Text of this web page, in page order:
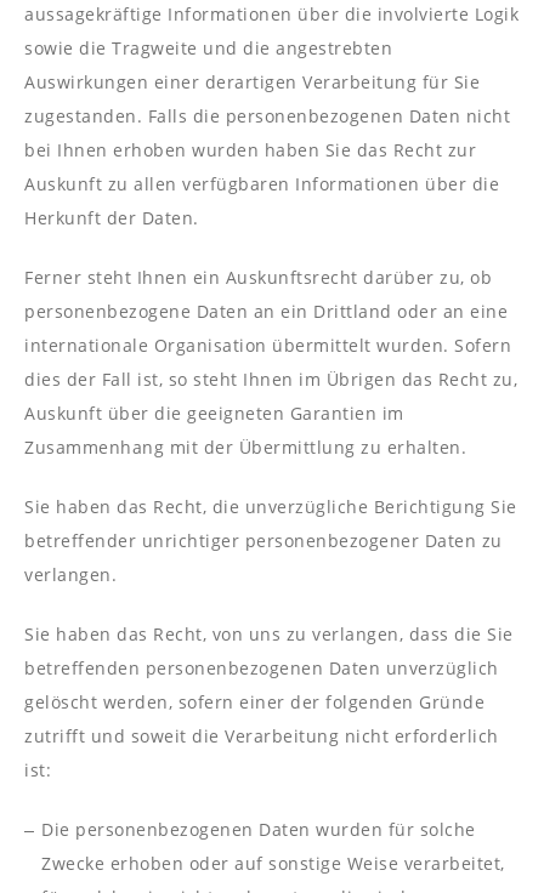
aussagekräftige Informationen über die involvierte Logik
sowie die Tragweite und die angestrebten
Auswirkungen einer derartigen Verarbeitung für Sie
zugestanden. Falls die personenbezogenen Daten nicht
bei Ihnen erhoben wurden haben Sie das Recht zur
Auskunft zu allen verfügbaren Informationen über die
Herkunft der Daten.
Ferner steht Ihnen ein Auskunftsrecht darüber zu, ob
personenbezogene Daten an ein Drittland oder an eine
internationale Organisation übermittelt wurden. Sofern
dies der Fall ist, so steht Ihnen im Übrigen das Recht zu,
Auskunft über die geeigneten Garantien im
Zusammenhang mit der Übermittlung zu erhalten.
Sie haben das Recht, die unverzügliche Berichtigung Sie
betreffender unrichtiger personenbezogener Daten zu
verlangen.
Sie haben das Recht, von uns zu verlangen, dass die Sie
betreffenden personenbezogenen Daten unverzüglich
gelöscht werden, sofern einer der folgenden Gründe
zutrifft und soweit die Verarbeitung nicht erforderlich
ist:
Die personenbezogenen Daten wurden für solche
Zwecke erhoben oder auf sonstige Weise verarbeitet,